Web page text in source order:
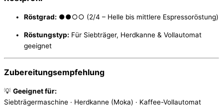
Röstgrad: ●●○○ (2/4 – Helle bis mittlere Espressoröstung)
Röstungstyp: Für Siebträger, Herdkanne & Vollautomat
geeignet
Zubereitungsempfehlung
💡 Geeignet für:
Siebträgermaschine · Herdkanne (Moka) · Kaffee-Vollautomat